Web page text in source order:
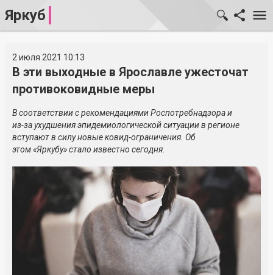
Яркуб
2 июля 2021 10:13
В эти выходные в Ярославле ужесточат
противоковидные меры
В соответствии с рекомендациями Роспотребнадзора и
из-заухудшения эпидемиологической ситуации в регионе
вступают в силу новыековид-ограничения . Об
этом «Яркубу» стало известно сегодня.